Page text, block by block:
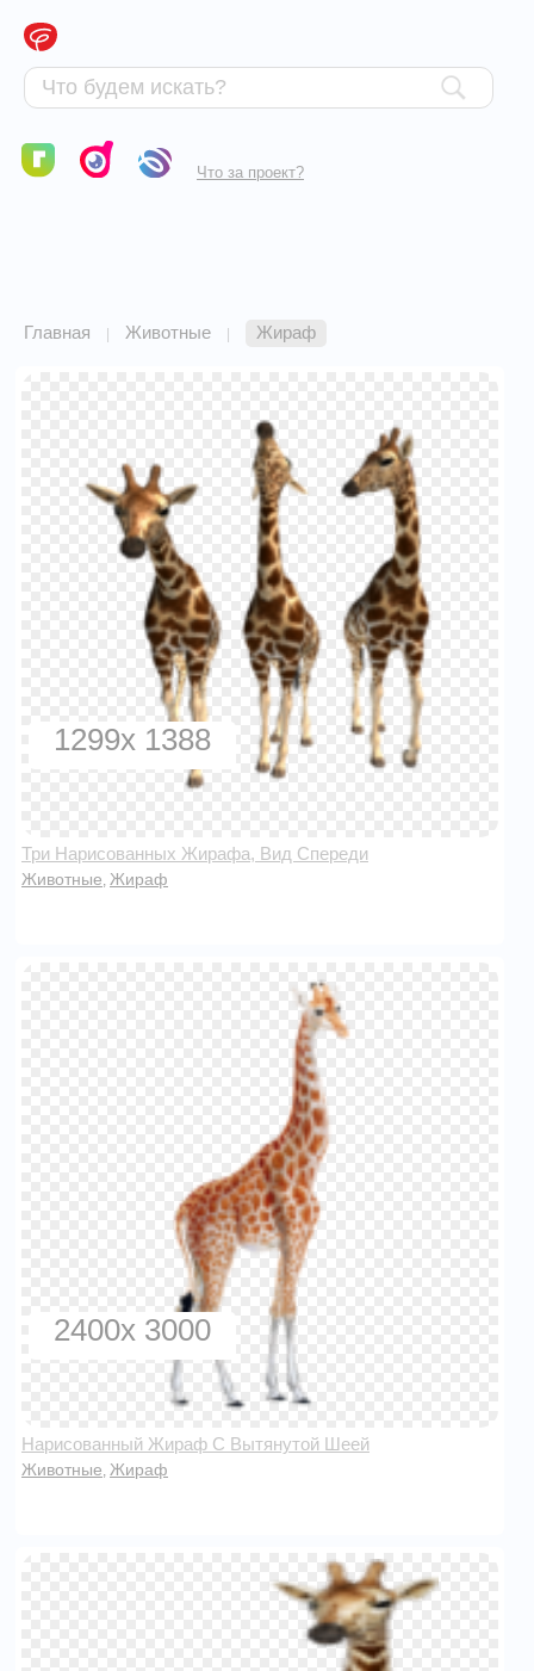
Что за проект?
Главная | Животные | Жираф
1299x 1388
Три Нарисованных Жирафа, Вид Спереди
Животные Жираф
2400x 3000
Нарисованный Жираф С Вытянутой Шеей
Животные Жираф